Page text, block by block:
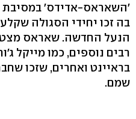
'השאראס-אדידס' במסיבת
בה זכו יחידי הסגולה
הנעל החדשה. שאראס
רבים נוספים, כמו מייקל
בראיינט ואחרים, שזכו
שמם.